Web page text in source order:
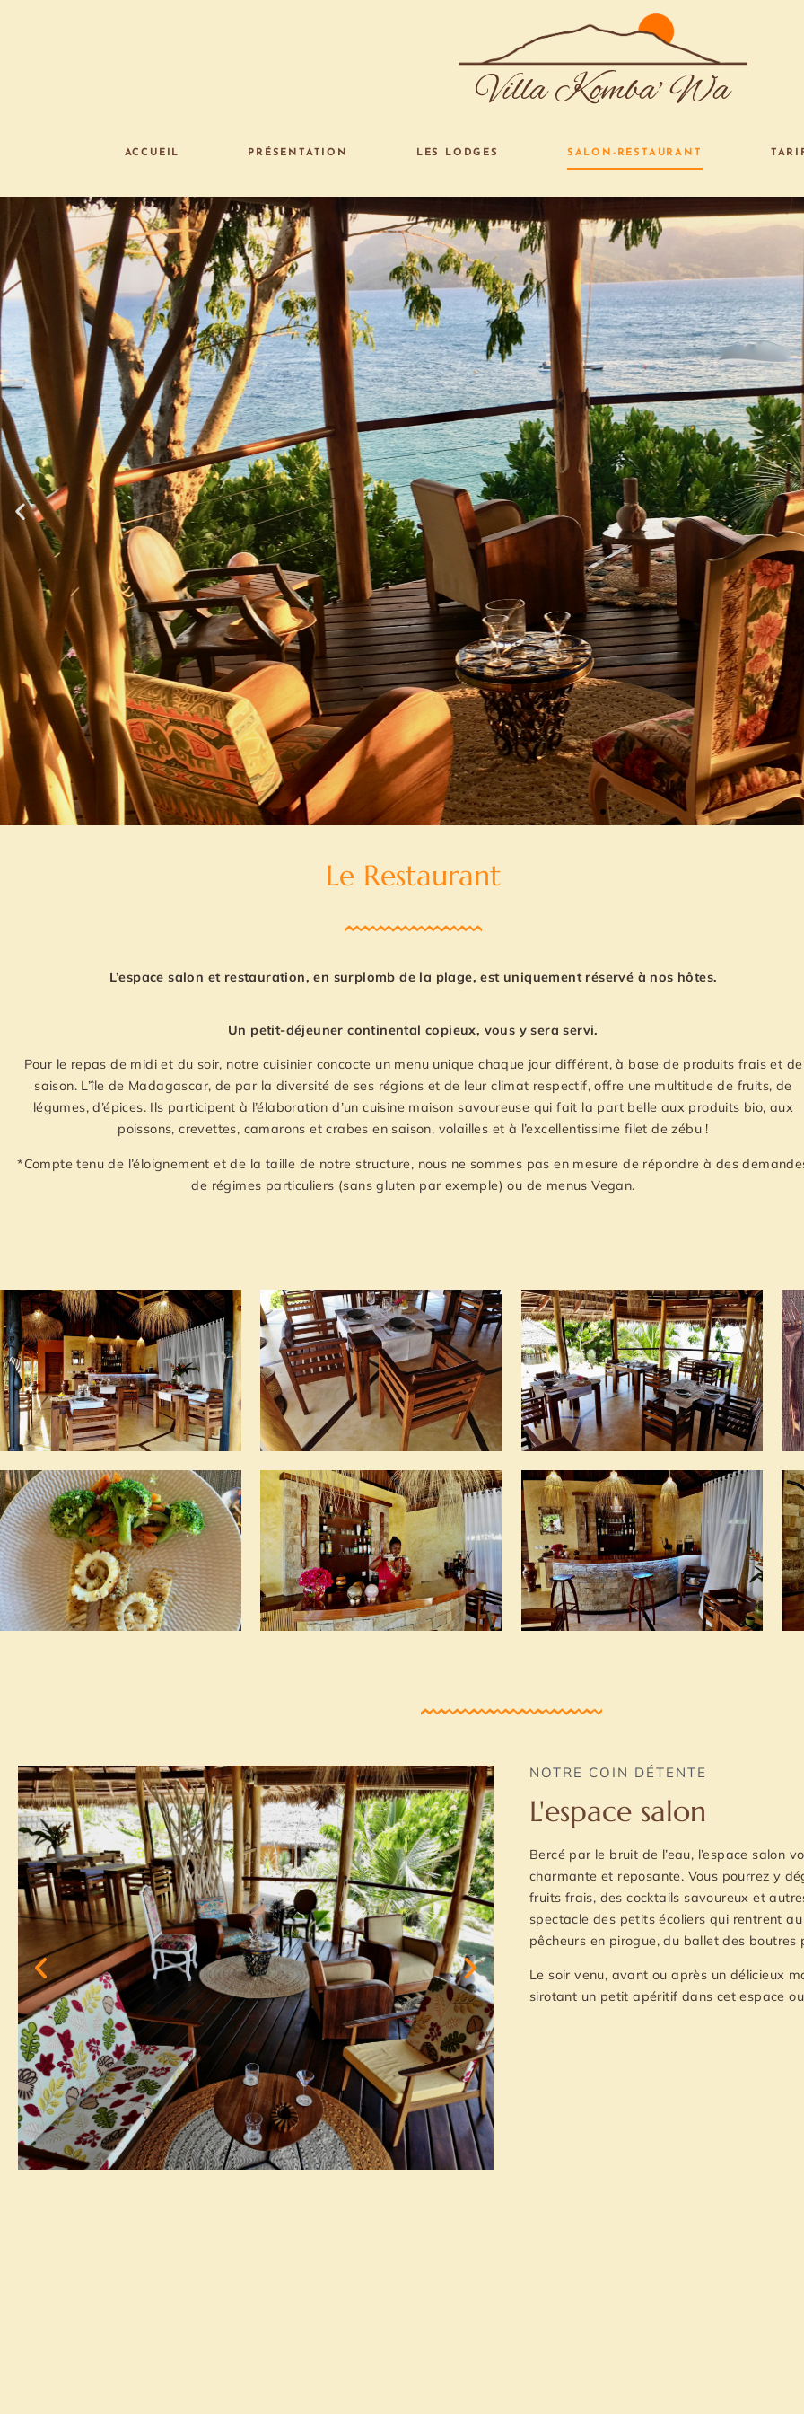
Villa Komba' Wa
ACCUEIL PRÉSENTATION LES LODGES SALON-RESTAURANT
Le Restaurant
L’espace salon et restauration, en surplomb de la plage, est uniquement réservé à nos hôtes.
Un petit-déjeuner continental copieux, vous y sera servi.
Pour le repas de midi et du soir, notre cuisinier concocte un menu unique chaque jour différent, à base de produits frais et de
saison. L’île de Madagascar, de par la diversité de ses régions et de leur climat respectif, offre une multitude de fruits, de
légumes, d’épices. Ils participent à l’élaboration d’un cuisine maison savoureuse qui fait la part belle aux produits bio, aux
poissons, crevettes, camarons et crabes en saison, volailles et à l’excellentissime filet de zébu !
*Compte tenu de l’éloignement et de la taille de notre structure, nous ne sommes pas en mesure de répondre à des
de régimes particuliers (sans gluten par exemple) ou de menus Vegan.
NOTRE COIN DÉTENTE
L'espace salon
Bercé par le bruit de l’eau, l’espace salon
charmante et reposante. Vous pourrez y
fruits frais, des cocktails savoureux et
spectacle des petits écoliers qui rentrent
pêcheurs en pirogue, du ballet des boutres
Le soir venu, avant ou après un délicieux
sirotant un petit apéritif dans cet espace